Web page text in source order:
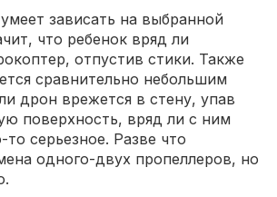
зависать на выбранной
что ребенок вряд ли
отпустив стики. Также
сравнительно небольшим
дрон врежется в стену, упав
поверхность, вряд ли с ним
серьезное. Разве что
одного-двух пропеллеров, но